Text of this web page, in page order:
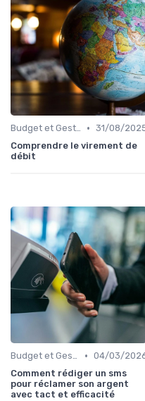
Budget et Gestion des Finances Personnelles • 31/08/
Comprendre le virement de
débit
Budget et Gestion des Finances Personnelles • 04/03/
Comment rédiger un sms
pour réclamer son argent
avec tact et efficacité